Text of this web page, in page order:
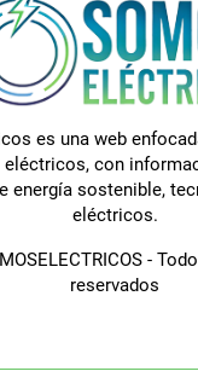
es una web
eléctricos, con
energía sostenible,
eléctricos.
-
reservados